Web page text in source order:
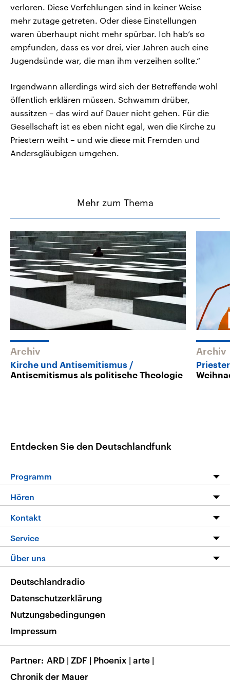
verloren. Diese Verfehlungen sind in keiner Weise
mehr zutage getreten. Oder diese Einstellungen
waren überhaupt nicht mehr spürbar. Ich hab’s so
empfunden, dass es vor drei, vier Jahren auch eine
Jugendsünde war, die man ihm verzeihen sollte.“
Irgendwann allerdings wird sich der Betreffende wohl
öffentlich erklären müssen. Schwamm drüber,
aussitzen – das wird auf Dauer nicht gehen. Für die
Gesellschaft ist es eben nicht egal, wen die Kirche zu
Priestern weiht – und wie diese mit Fremden und
Andersgläubigen umgehen.
Mehr zum Thema
Archiv
Kirche und Antisemitismus
Antisemitismus als politische Theologie
Archiv
Entdecken Sie den Deutschlandfunk
Programm
Die Nachrichten
Nachrichtenleicht
Neue Beiträge auf dlf.de
Hören
Livestream
Podcasts
Deutschlandfunk App
Nachrichten App
Frequenzen
Kontakt
Service
FAQ
Veranstaltungen
Musikliste
RSS
Über uns
Barrierefreiheit
Deutschlandradio
Datenschutzerklärung
Nutzungsbedingungen
Impressum
Partner ARD | ZDF | Phoenix | arte |
Chronik der Mauer